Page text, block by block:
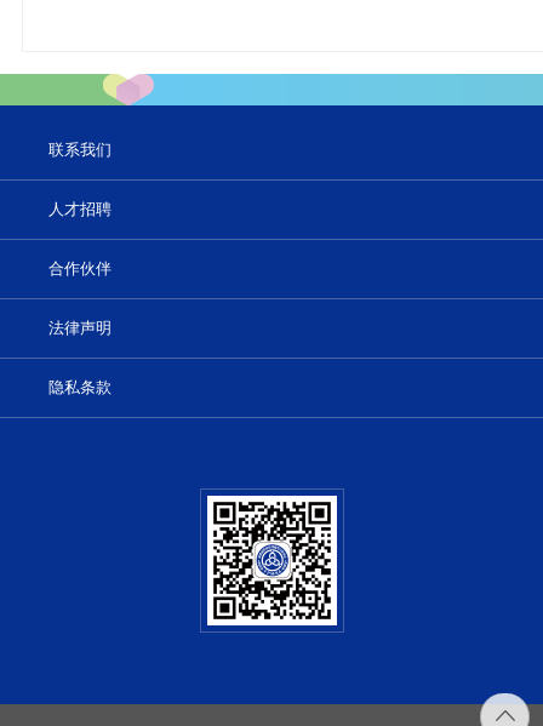
联系我们
人才招聘
合作伙伴
法律声明
隐私条款